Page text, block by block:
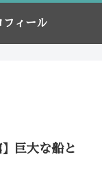
フィール
巨大な船と